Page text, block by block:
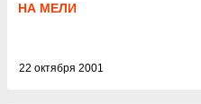
НА МЕЛИ
22 октября 2001